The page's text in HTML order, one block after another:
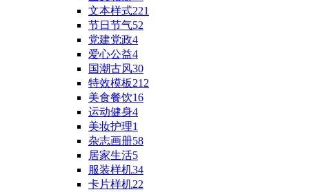
文本样式221
节日节气52
党建党政4
爱心公益4
国潮古风30
特效模板212
美食餐饮16
运动健身4
美妆护理1
杂志画册58
居家生活5
服装样机34
卡片样机22